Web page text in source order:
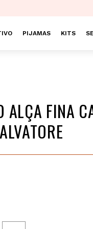
PIJAMAS KITS
ALÇA FINA